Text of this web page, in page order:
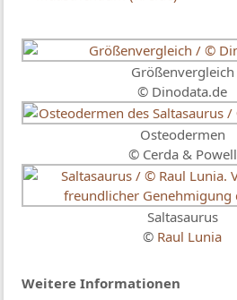
Größenvergleich
© Dinodata.de
Osteodermen
© Cerda & Powell
Saltasaurus
© Raul Lunia
Weitere Informationen